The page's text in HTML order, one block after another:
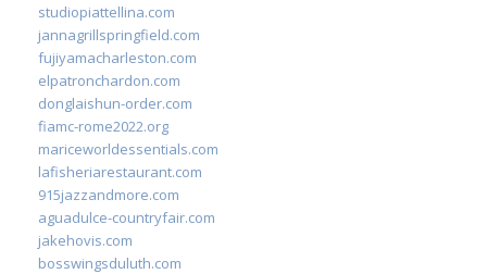
studiopiattellina.com
jannagrillspringfield.com
fujiyamacharleston.com
elpatronchardon.com
donglaishun-order.com
fiamc-rome2022.org
mariceworldessentials.com
lafisheriarestaurant.com
915jazzandmore.com
aguadulce-countryfair.com
jakehovis.com
bosswingsduluth.com